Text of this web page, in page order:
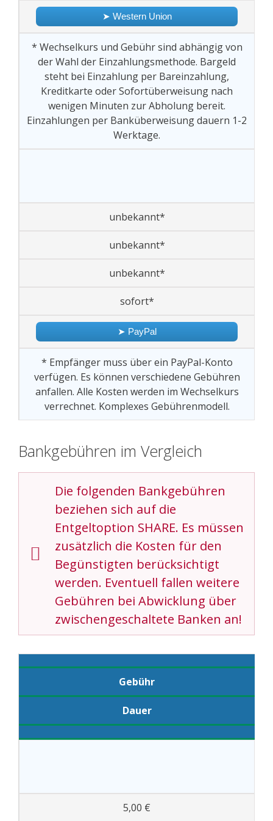
➤ Western Union
* Wechselkurs und Gebühr sind abhängig von
der Wahl der Einzahlungsmethode. Bargeld
steht bei Einzahlung per Bareinzahlung,
Kreditkarte oder Sofortüberweisung nach
wenigen Minuten zur Abholung bereit.
Einzahlungen per Banküberweisung dauern 1-2
Werktage.
unbekannt*
unbekannt*
unbekannt*
sofort*
➤ PayPal
* Empfänger muss über ein PayPal-Konto
verfügen. Es können verschiedene Gebühren
anfallen. Alle Kosten werden im Wechselkurs
verrechnet. Komplexes Gebührenmodell.
Bankgebühren im Vergleich
Die folgenden Bankgebühren
beziehen sich auf die
Entgeltoption SHARE. Es müssen
zusätzlich die Kosten für den
Begünstigten berücksichtigt
werden. Eventuell fallen weitere
Gebühren bei Abwicklung über
zwischengeschaltete Banken an!
Gebühr
Dauer
5,00 €